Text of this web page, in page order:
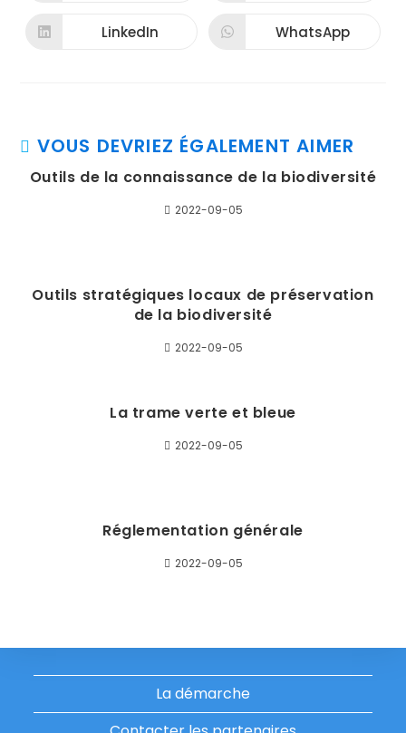
autre
fenêtre
autre
fenêtre
Ouvrir
LinkedIn Ouvrir
WhatsApp
VOUS DEVRIEZ ÉGALEMENT AIMER
Outils de la connaissance de la biodiversité
2022-09-05
Outils stratégiques locaux de préservation
de la biodiversité
2022-09-05
La trame verte et bleue
2022-09-05
Réglementation générale
2022-09-05
La démarche